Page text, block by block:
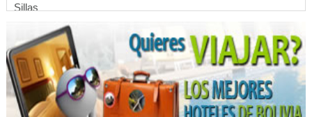
Sillas
Fabricas de Muebles
Productos de Madera
Médicos Ginecólogos y Obstetras
Médico ginecólogo
Clínicas particulares